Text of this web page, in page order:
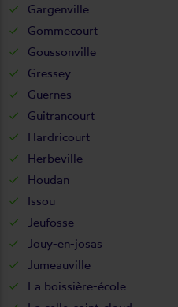
Gargenville
Gommecourt
Goussonville
Gressey
Guernes
Guitrancourt
Hardricourt
Herbeville
Houdan
Issou
Jeufosse
Jouy-en-josas
Jumeauville
La boissière-école